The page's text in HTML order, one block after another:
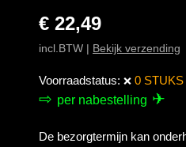
€ 22,49Prijs
incl.BTW | Bekijk verzending
Voorraadstatus: ❌ 0 STUKS
⇨ per nabestelling ✈
De bezorgtermijn kan